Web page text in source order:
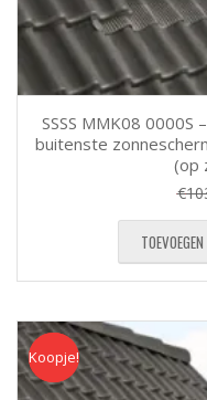
SSSS MMK08 0000S
buitenste
(op
€
Koopje
Koopje!